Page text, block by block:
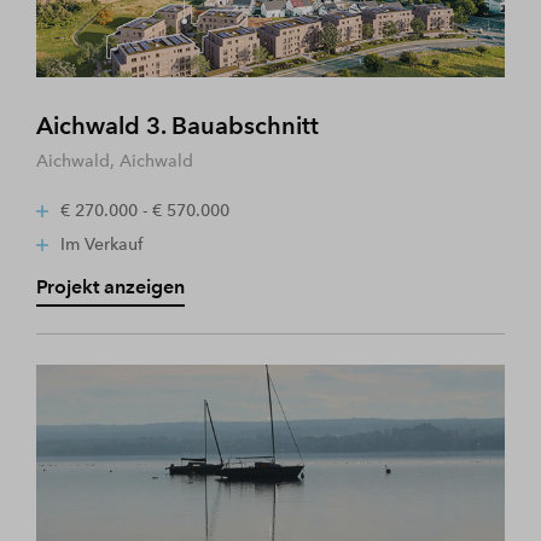
Aichwald 3. Bauabschnitt
Aichwald, Aichwald
€ 270.000 - € 570.000
Im Verkauf
Projekt anzeigen